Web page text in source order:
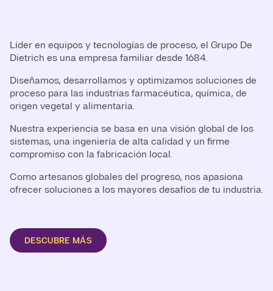
Líder en equipos y tecnologías de proceso, el Grupo De
Dietrich es una empresa familiar desde 1684.
Diseñamos, desarrollamos y optimizamos soluciones de
proceso para las industrias farmacéutica, química, de
origen vegetal y alimentaria.
Nuestra experiencia se basa en una visión global de los
sistemas, una ingeniería de alta calidad y un firme
compromiso con la fabricación local.
Como artesanos globales del progreso, nos apasiona
ofrecer soluciones a los mayores desafíos de tu industria.
DESCUBRE MÁS